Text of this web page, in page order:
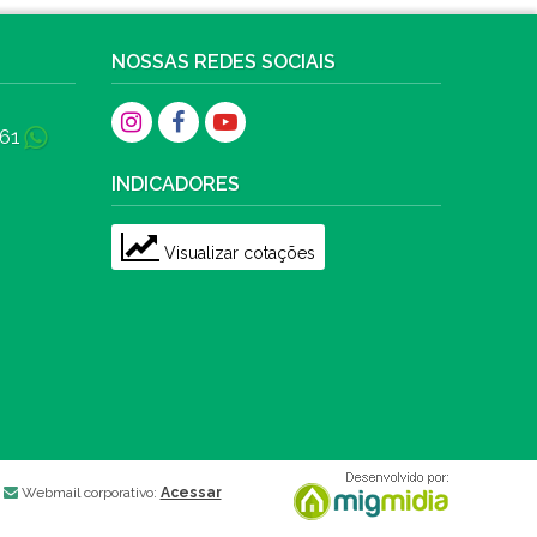
NOSSAS REDES SOCIAIS
INDICADORES
Visualizar cotações
Webmail corporativo: Acessar